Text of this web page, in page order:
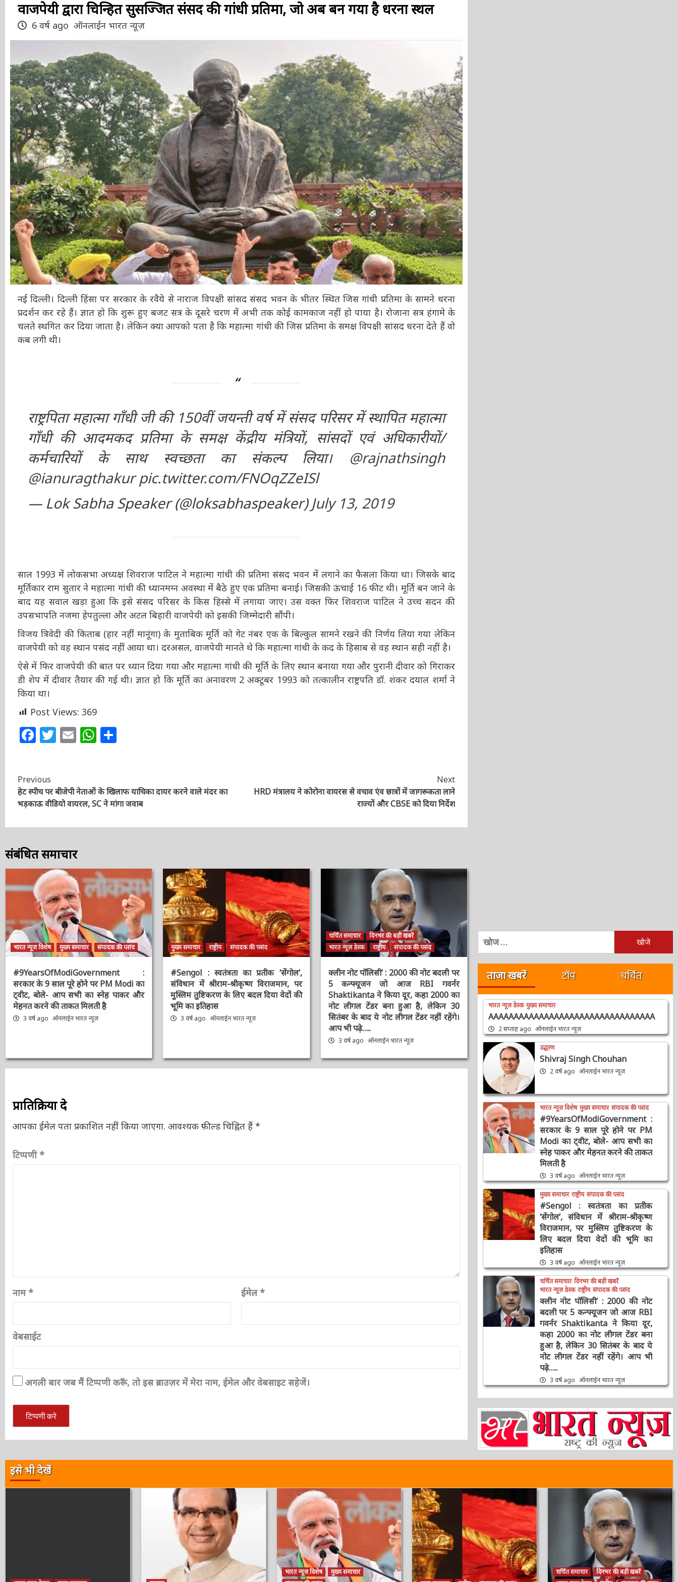
वाजपेयी द्वारा चिन्हित सुसज्जित संसद की गांधी प्रतिमा, जो अब बन गया है धरना स्थल
6 वर्ष ago ऑनलाईन भारत न्यूज़
नई दिल्ली। दिल्ली हिंसा पर सरकार के रवैये से नाराज विपक्षी सांसद संसद भवन के भीतर स्थित जिस गांधी प्रतिमा के सामने धरना
प्रदर्शन कर रहे हैं। ज्ञात हो कि शुरू हुए बजट सत्र के दूसरे चरण में अभी तक कोई कामकाज नहीं हो पाया है। रोजाना सत्र हंगामे के
चलते स्थगित कर दिया जाता है। लेकिन क्या आपको पता है कि महात्मा गांधी की जिस प्रतिमा के समक्ष विपक्षी सांसद धरना देते हैं
वो कब लगी थी।
राष्ट्रपिता महात्मा गाँधी जी की 150वीं जयन्ती वर्ष में संसद परिसर में स्थापित महात्मा
गाँधी की आदमकद प्रतिमा के समक्ष केंद्रीय मंत्रियों, सांसदों एवं अधिकारीयों/
कर्मचारियों के साथ स्वच्छता का संकल्प लिया।
@rajnathsingh
@ianuragthakur pic.twitter.com/FNOqZZeISl
— Lok Sabha Speaker (@loksabhaspeaker) July 13, 2019
साल 1993 में लोकसभा अध्यक्ष शिवराज पाटिल ने महात्मा गांधी की प्रतिमा संसद भवन में लगाने का फैसला किया था। जिसके बाद
मूर्तिकार राम सुतार ने महात्मा गांधी की ध्यानमग्न अवस्था में बैठे हुए एक प्रतिमा बनाई। जिसकी ऊंचाई 16 फीट थी। मूर्ति बन जाने
के बाद यह सवाल खड़ा हुआ कि इसे संसद परिसर के किस हिस्से में लगाया जाए। उस वक्त फिर शिवराज पाटिल ने उच्च सदन की
उपसभापति नजमा हेपतुल्ला और अटल बिहारी वाजपेयी को इसकी जिम्मेदारी सौंपी।
विजय त्रिवेदी की किताब (हार नहीं मानूंगा) के मुताबिक मूर्ति को गेट नंबर एक के बिल्कुल सामने रखने की निर्णय लिया गया लेकिन
वाजपेयी को वह स्थान पसंद नहीं आया था। दरअसल, वाजपेयी मानते थे कि महात्मा गांधी के कद के हिसाब से वह स्थान सही नहीं
ऐसे में फिर वाजपेयी की बात पर ध्यान दिया गया और महात्मा गांधी की मूर्ति के लिए स्थान बनाया गया और पुरानी दीवार को
गिराकर डी शेप में दीवार तैयार की गई थी। ज्ञात हो कि मूर्ति का अनावरण 2 अक्टूबर 1993 को तत्कालीन राष्ट्रपति डॉ. शंकर दयाल
Facebook
Twitter
EmailWhatsApp
Continue
Reading
Previous
हेट स्पीच पर बीजेपी नेताओं के खिलाफ याचिका दायर करने वाले मंदर का
Next
HRD मंत्रालय ने कोरोना वायरस से वचाव एंव छात्रों में जागरूकता लाने
संबंधित समाचार
भारत न्यूज़ विशेष मुख्य समाचार संपादक की पसंद
#9YearsOfModiGovernment :
सरकार के 9 साल पूरे होने पर PM Modi
का ट्वीट, बोले- आप सभी का स्नेह पाकर
और मेहनत करने की ताकत मिलती है
मुख्य समाचार राष्ट्रीय संपादक की पसंद
#Sengol : स्वतंत्रता का प्रतीक ‘सेंगोल’,
संविधान में श्रीराम-श्रीकृष्ण विराजमान, पर
मुस्लिम तुष्टिकरण के लिए बदल दिया वेदों की
भूमि का इतिहास
चर्चित समाचार
दिनभर की बड़ी खबरें
भारत न्यूज़ डेस्क
राष्ट्रीय संपादक की पसंद
क्लीन नोट पॉलिसी’ : 2000 की नोट बदली
पर 5 कन्फ्यूजन जो आज RBI गवर्नर
Shaktikanta ने किया दूर, कहा 2000 का
नोट लीगल टेंडर बना हुआ है, लेकिन 30
सितंबर के बाद ये नोट लीगल टेंडर नहीं रहेंगे।
आप भी पढ़े…..
प्रातिक्रिया दे
टिप्पणी*
नाम* ईमेल*
वेबसाईट
निम्न
को
खोजें:
ताजा खबरें टॉप चर्चित
भारत न्यूज़ डेस्क मुख्य समाचार
AAAAAAAAAAAAAAAAAAAAAAAAAAAAAAAAA
2 सप्ताह ago ऑनलाईन भारत न्यूज़
उद्धरण
Shivraj Singh Chouhan
2 वर्ष ago ऑनलाईन भारत न्यूज़
भारत न्यूज़ विशेष मुख्य समाचार
संपादक की पसंद
#9YearsOfModiGovernment :
सरकार के 9 साल पूरे होने पर PM
Modi का ट्वीट, बोले- आप सभी का
स्नेह पाकर और मेहनत करने की
ताकत मिलती है
3 वर्ष ago ऑनलाईन भारत न्यूज़
मुख्य समाचार राष्ट्रीय संपादक की पसंद
#Sengol : स्वतंत्रता का प्रतीक
‘सेंगोल’, संविधान में श्रीराम-श्रीकृष्ण
विराजमान, पर मुस्लिम तुष्टिकरण के
लिए बदल दिया वेदों की भूमि का
इतिहास
3 वर्ष ago ऑनलाईन भारत न्यूज़
चर्चित समाचार दिनभर की बड़ी खबरें
भारत न्यूज़ डेस्क
राष्ट्रीय संपादक की पसंद
क्लीन नोट पॉलिसी’ : 2000 की नोट
बदली पर 5 कन्फ्यूजन जो आज RBI
गवर्नर Shaktikanta ने किया दूर,
कहा 2000 का नोट लीगल टेंडर बना
हुआ है, लेकिन 30 सितंबर के बाद ये
नोट लीगल टेंडर नहीं रहेंगे। आप भी
पढ़े…..
3 वर्ष ago ऑनलाईन भारत न्यूज़
इसे भी देखें